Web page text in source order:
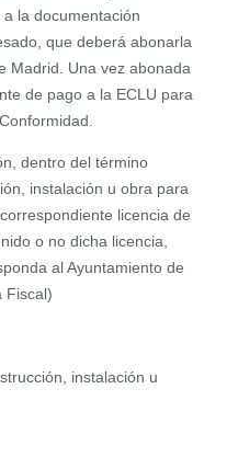
la documentación
que deberá abonarla
Madrid. Una vez abonada
de pago a la ECLU para
dentro del término
instalación u obra para
licencia de
o no dicha licencia,
al Ayuntamiento de
Fiscal)
instalación u